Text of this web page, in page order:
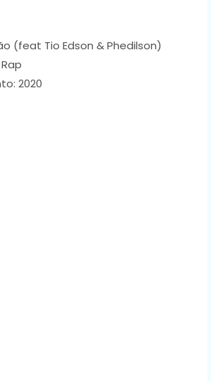
(feat Tio Edson & Phedilson)
2020